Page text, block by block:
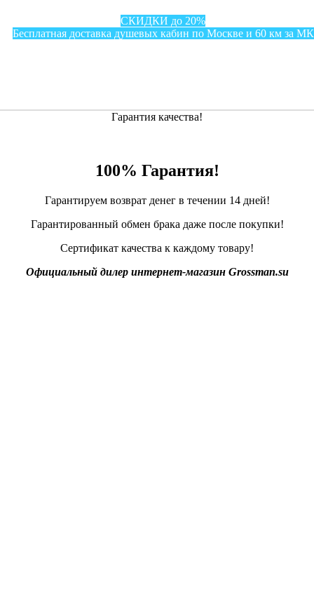
СКИДКИ до 20%
Бесплатная доставка душевых кабин по Москве и 60 км за
Гарантия качества!
100% Гарантия!
Гарантируем возврат денег в течении 14 дней!
Гарантированный обмен брака даже после покупки!
Сертификат качества к каждому товару!
Официальный дилер интернет-магазин Grossman.su